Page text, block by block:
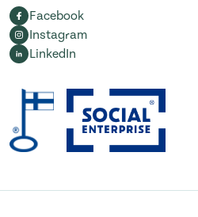
Facebook
Instagram
LinkedIn